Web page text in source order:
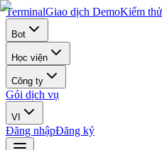
TerminalGiao dịch DemoKiểm
Bot
Học viện
Công ty
Gói dịch vụ
VI
Đăng nhậpĐăng ký